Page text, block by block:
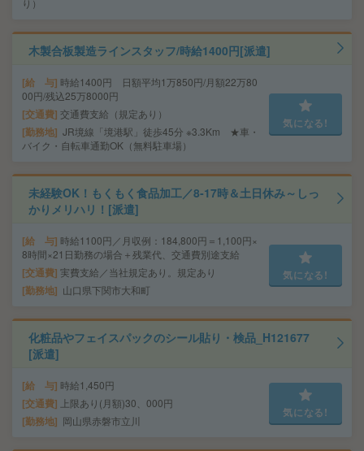
り）
木製合板製造ラインスタッフ/時給1400円[派遣]
給 与 時給1400円 日額平均1万850円/月額22万80
00円/残込25万8000円
交通費 交通費支給（規定あり）
勤務地 JR境線「境港駅」徒歩45分 ※3.3Km ★車・
バイク・自転車通勤OK（無料駐車場）
気になる!
未経験OK！もくもく食品加工／8‐17時＆土日休み～しっ
かりメリハリ！[派遣]
給 与 時給1100円／月収例：184,800円＝1,100円×
8時間×21日勤務の場合＋残業代、交通費別途支給
交通費 実費支給／当社規定あり。規定あり
勤務地 山口県下関市大和町
気になる!
化粧品やフェイスパックのシール貼り・検品_H121677
[派遣]
給 与 時給1,450円
交通費 上限あり(月額)30、000円
勤務地 岡山県赤磐市立川
気になる!